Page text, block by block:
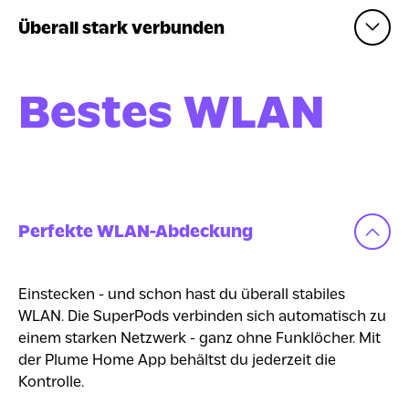
Überall stark verbunden
Bestes WLAN
Perfekte WLAN-Abdeckung
Einstecken - und schon hast du überall stabiles
WLAN. Die SuperPods verbinden sich automatisch zu
einem starken Netzwerk - ganz ohne Funklöcher. Mit
der Plume Home App behältst du jederzeit die
Kontrolle.